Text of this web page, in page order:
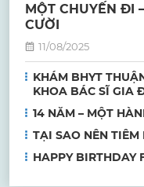
MỘT CHUYẾN ĐI
CƯỜI
11/08/2025
KHÁM BHYT
KHOA BÁC SĨ GIA
14 NĂM – MỘT
TẠI SAO NÊN TIÊM
HAPPY BIRTHDAY